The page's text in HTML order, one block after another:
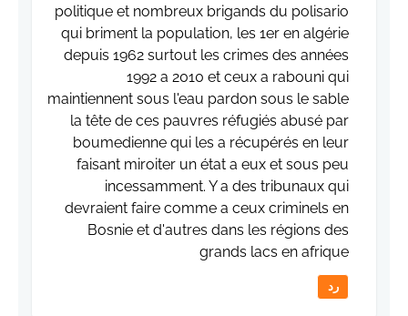
politique et nombreux brigands du polisario
qui briment la population, les 1er en algérie
depuis 1962 surtout les crimes des années
1992 a 2010 et ceux a rabouni qui
maintiennent sous l'eau pardon sous le sable
la tête de ces pauvres réfugiés abusé par
boumedienne qui les a récupérés en leur
faisant miroiter un état a eux et sous peu
incessamment. Y a des tribunaux qui
devraient faire comme a ceux criminels en
Bosnie et d'autres dans les régions des
grands lacs en afrique
رد